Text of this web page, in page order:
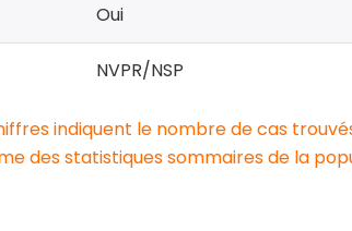
Oui
NVPR/NSP
indiquent le nombre de cas
des statistiques sommaires de la